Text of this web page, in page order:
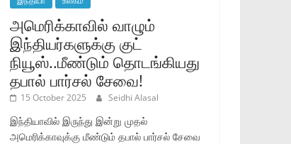
அமெரிக்காவில் வாழும்
இந்தியர்களுக்கு குட்
நியூஸ்..மீண்டும் தொடங்கியது
தபால் பார்சல் சேவை!
15 October 2025 Seidhi Alasal
இந்தியாவில் இருந்து இன்று முதல்
அமெரிக்காவுக்கு மீண்டும் தபால் பார்சல் சேவை